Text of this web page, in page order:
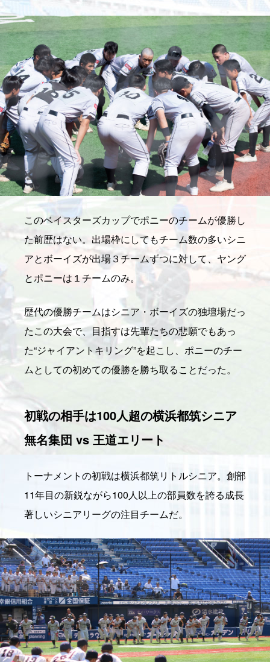
このベイスターズカップでポニーのチームが優勝し
た前歴はない。出場枠にしてもチーム数の多いシニ
アとボーイズが出場３チームずつに対して、ヤング
とポニーは１チームのみ。
歴代の優勝チームはシニア・ボーイズの独壇場だっ
たこの大会で、目指すは先輩たちの悲願でもあっ
た“ジャイアントキリング”を起こし、ポニーのチー
ムとしての初めての優勝を勝ち取ることだった。
初戦の相手は100人超の横浜都筑シニア
無名集団 vs 王道エリート
トーナメントの初戦は横浜都筑リトルシニア。創部
11年目の新鋭ながら100人以上の部員数を誇る成長
著しいシニアリーグの注目チームだ。